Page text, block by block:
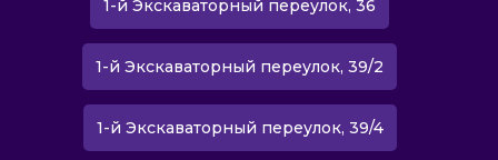
1-й Экскаваторный переулок, 36
1-й Экскаваторный переулок, 39/2
1-й Экскаваторный переулок, 39/4